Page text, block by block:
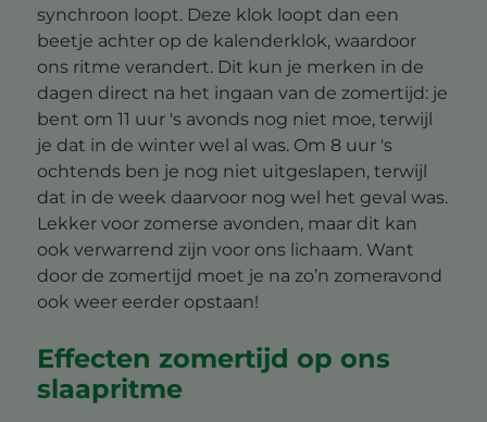
synchroon loopt. Deze klok loopt dan een
beetje achter op de kalenderklok, waardoor
ons ritme verandert. Dit kun je merken in de
dagen direct na het ingaan van de zomertijd: je
bent om 11 uur 's avonds nog niet moe, terwijl
je dat in de winter wel al was. Om 8 uur 's
ochtends ben je nog niet uitgeslapen, terwijl
dat in de week daarvoor nog wel het geval was.
Lekker voor zomerse avonden, maar dit kan
ook verwarrend zijn voor ons lichaam. Want
door de zomertijd moet je na zo’n zomeravond
ook weer eerder opstaan!
Effecten zomertijd op ons
slaapritme